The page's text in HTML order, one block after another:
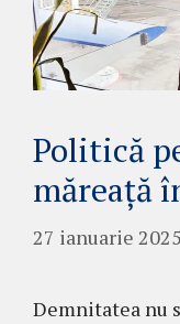
Politică
măreață
27 ianuarie 2025
Demnitatea nu